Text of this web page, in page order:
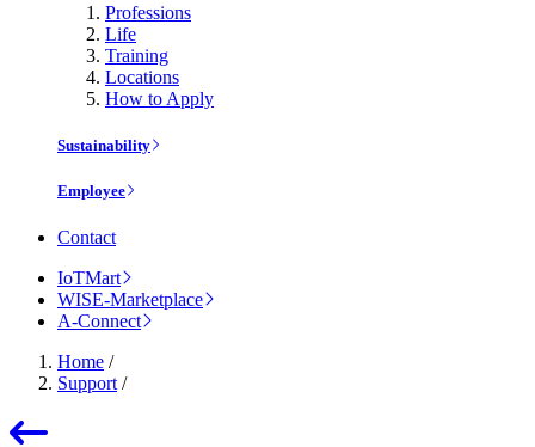
Professions
Life
Training
Locations
How to Apply
Sustainability
Employee
Contact
IoTMart
WISE-Marketplace
A-Connect
Home /
Support /